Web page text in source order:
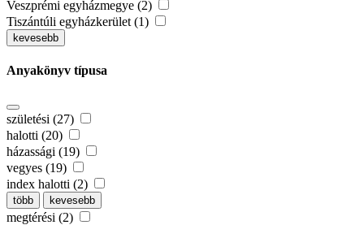
Veszprémi egyházmegye (2)
Tiszántúli egyházkerület (1)
kevesebb
Anyakönyv típusa
születési (27)
halotti (20)
házassági (19)
vegyes (19)
index halotti (2)
több kevesebb
megtérési (2)